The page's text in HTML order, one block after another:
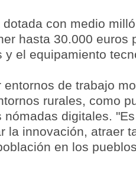
con medio
hasta 30.000 euros
y el equipamiento
de trabajo
rurales, como
nómadas digitales.
la innovación, atraer
en los